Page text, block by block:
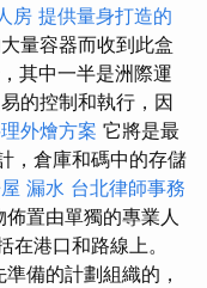
房 提供量身打造的
量容器而收到此盒
其中一半是洲際運
的控制和執行，因
外燴方案 它將是最
，倉庫和碼中的存儲
漏水 台北律師事務
置由單獨的專業人
在港口和路線上。
備的計劃組織的，